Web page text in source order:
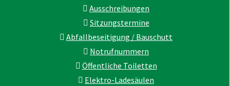
Ausschreibungen
Sitzungstermine
Abfallbeseitigung / Bauschutt
Notrufnummern
Öffentliche Toiletten
Elektro-Ladesäulen